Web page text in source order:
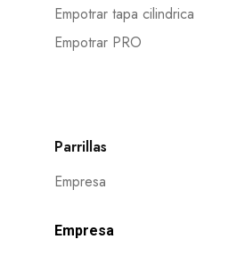
Empotrar tapa cilindrica
Empotrar PRO
Parrillas
Empresa
Empresa